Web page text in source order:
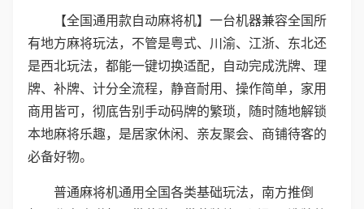
【全国通用款自动麻将机】一台机器兼容全国所
有地方麻将玩法，不管是粤式、川渝、江浙、东北还
是西北玩法，都能一键切换适配，自动完成洗牌、理
牌、补牌、计分全流程，静音耐用、操作简单，家用
商用皆可，彻底告别手动码牌的繁琐，随时随地解锁
本地麻将乐趣，是居家休闲、亲友聚会、商铺待客的
必备好物。
普通麻将机通用全国各类基础玩法，南方推倒